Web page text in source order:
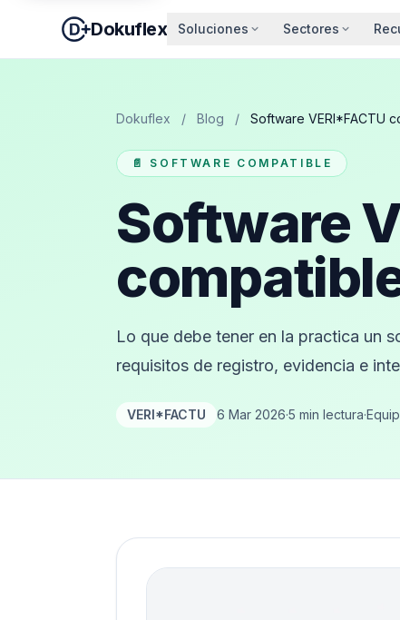
Dokuflex Soluciones Sectores
Dokuflex / Blog / Software VERI*FACTU
📄 SOFTWARE COMPATIBLE
Software
Lo que debe tener en la practica un
requisitos de registro, evidencia e
VERI*FACTU 6 Mar 2026·5 min lectura·